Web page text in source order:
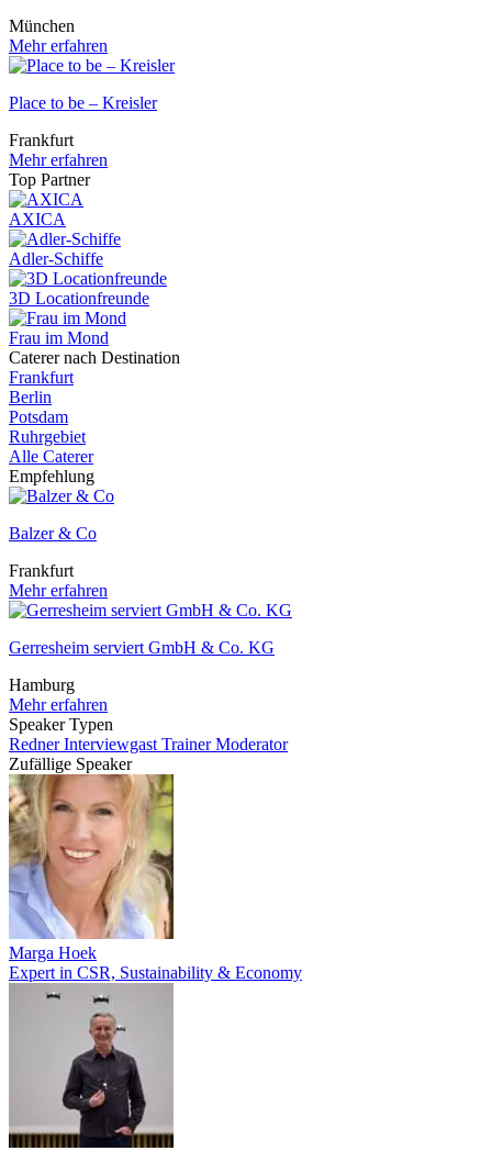
München
Mehr erfahren
Place to be – Kreisler
Frankfurt
Mehr erfahren
Top Partner
AXICA
Adler-Schiffe
3D Locationfreunde
Frau im Mond
Caterer nach Destination
Frankfurt
Berlin
Potsdam
Ruhrgebiet
Alle Caterer
Empfehlung
Balzer & Co
Frankfurt
Mehr erfahren
Gerresheim serviert GmbH & Co. KG
Hamburg
Mehr erfahren
Speaker Typen
RednerInterviewgast TrainerModerator
Zufällige Speaker
Marga Hoek
Expert in CSR, Sustainability & Economy